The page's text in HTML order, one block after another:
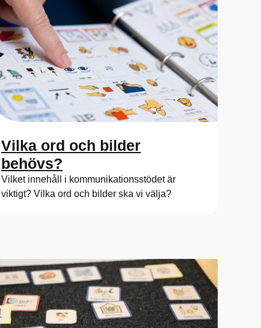
Vilka ord och bilder
behövs?
Vilket innehåll i kommunikationsstödet är
viktigt? Vilka ord och bilder ska vi välja?